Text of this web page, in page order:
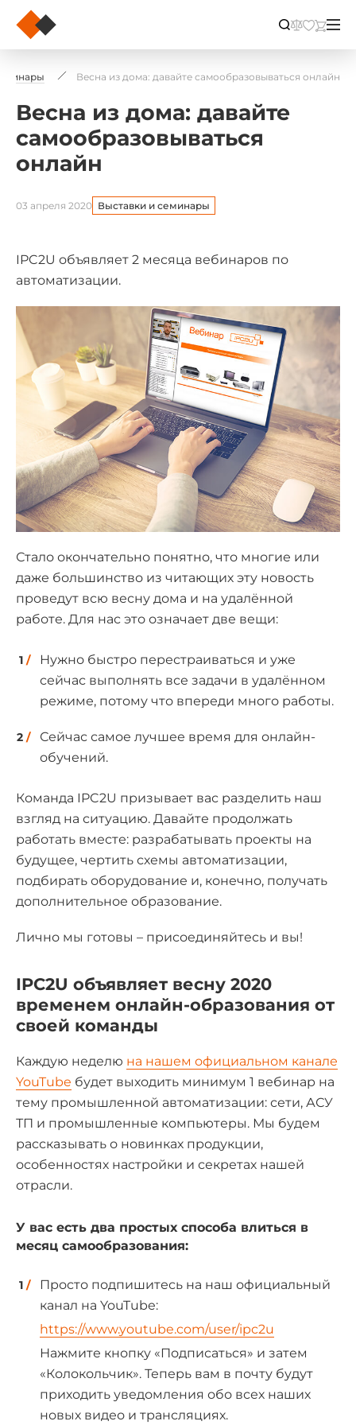
Весна из дома: давайте самообразовываться онлайн
Весна из дома: давайте
самообразовываться
онлайн
03 апреля 2020 Выставки и семинары
IPC2U объявляет 2 месяца вебинаров по
автоматизации.
Стало окончательно понятно, что многие или
даже большинство из читающих эту новость
проведут всю весну дома и на удалённой
работе. Для нас это означает две вещи:
Нужно быстро перестраиваться и уже
сейчас выполнять все задачи в удалённом
режиме, потому что впереди много работы.
Сейчас самое лучшее время для онлайн-
обучений.
Команда IPC2U призывает вас разделить наш
взгляд на ситуацию. Давайте продолжать
работать вместе: разрабатывать проекты на
будущее, чертить схемы автоматизации,
подбирать оборудование и, конечно, получать
дополнительное образование.
Лично мы готовы – присоединяйтесь и вы!
IPC2U объявляет весну 2020
временем онлайн-образования от
своей команды
Каждую неделю на нашем официальном канале
YouTube будет выходить минимум 1 вебинар на
тему промышленной автоматизации: сети, АСУ
ТП и промышленные компьютеры. Мы будем
рассказывать о новинках продукции,
особенностях настройки и секретах нашей
отрасли.
У вас есть два простых способа влиться в
месяц самообразования:
Просто подпишитесь на наш официальный
канал на YouTube:
https://www.youtube.com/user/ipc2u
Нажмите кнопку «Подписаться» и затем
«Колокольчик». Теперь вам в почту будут
приходить уведомления обо всех наших
новых видео и трансляциях.